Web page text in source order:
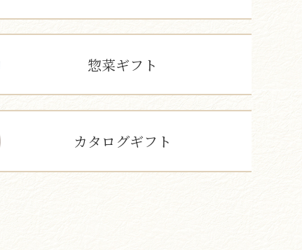
惣菜ギフト
カタログギフト